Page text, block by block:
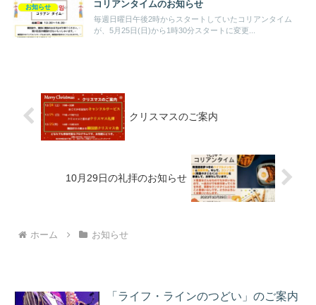
お知らせ コリアンタイムのお知らせ
毎週日曜日午後2時からスタートしていたコリアンタイム
が、5月25日(日)から1時30分スタートに変更...
クリスマスのご案内
10月29日の礼拝のお知らせ
ホーム お知らせ
「ライフ・ラインのつどい」のご案内